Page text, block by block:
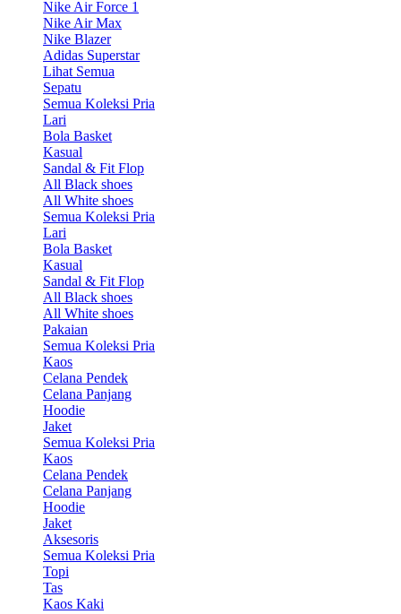
Nike Air Force 1
Nike Air Max
Nike Blazer
Adidas Superstar
Lihat Semua
Sepatu
Semua Koleksi Pria
Lari
Bola Basket
Kasual
Sandal & Fit Flop
All Black shoes
All White shoes
Semua Koleksi Pria
Lari
Bola Basket
Kasual
Sandal & Fit Flop
All Black shoes
All White shoes
Pakaian
Semua Koleksi Pria
Kaos
Celana Pendek
Celana Panjang
Hoodie
Jaket
Semua Koleksi Pria
Kaos
Celana Pendek
Celana Panjang
Hoodie
Jaket
Aksesoris
Semua Koleksi Pria
Topi
Tas
Kaos Kaki